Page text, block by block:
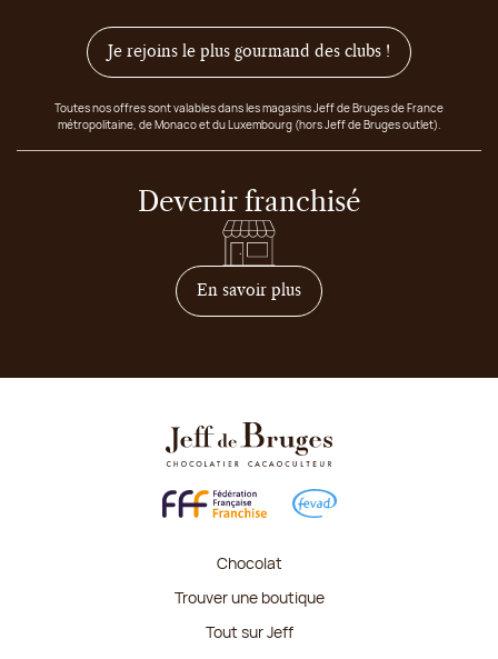
Je rejoins le plus gourmand des clubs !
Toutes nos offres sont valables dans les magasins Jeff de Bruges de France
métropolitaine, de Monaco et du Luxembourg (hors Jeff de Bruges outlet).
Devenir franchisé
En savoir plussur comment devenir
Chocolat
Trouver une boutique
Tout sur Jeff